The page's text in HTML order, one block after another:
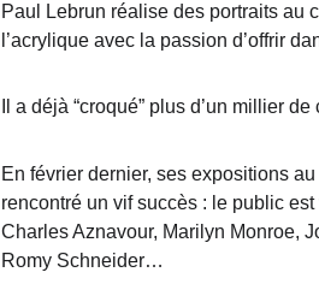
Paul Lebrun réalise des portraits au
l’acrylique avec la passion d’offrir
Il a déjà “croqué” plus d’un millier
En février dernier, ses expositions
rencontré un vif succès : le public
Charles Aznavour, Marilyn Monroe,
Romy Schneider…